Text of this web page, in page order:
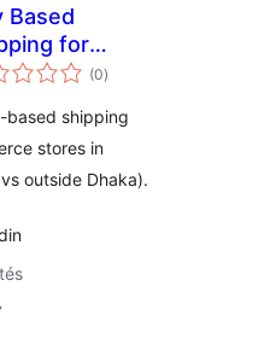
Based
for
(0értékelés
összesen
)
shipping
stores in
outside Dhaka).